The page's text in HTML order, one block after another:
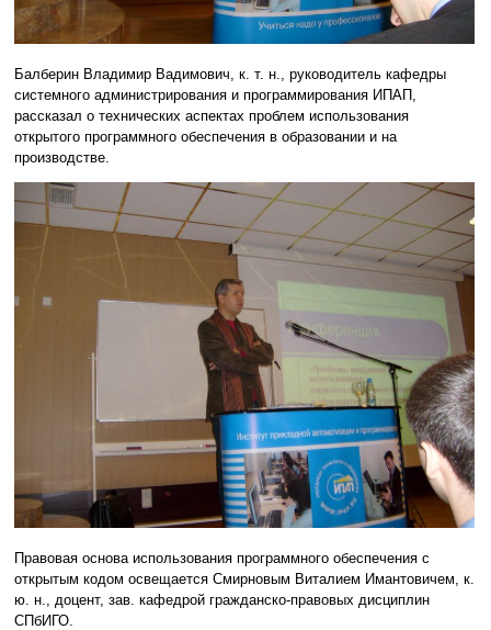
Балберин Владимир Вадимович, к. т. н., руководитель кафедры
системного администрирования и программирования ИПАП,
рассказал о технических аспектах проблем использования
открытого программного обеспечения в образовании и на
производстве.
Правовая основа использования программного обеспечения с
открытым кодом освещается Смирновым Виталием Имантовичем, к.
ю. н., доцент, зав. кафедрой гражданско-правовых дисциплин
СПбИГО.